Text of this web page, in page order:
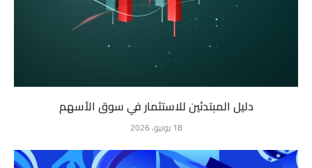
دليل المبتدئين للاستثمار في سوق الأسهم
18 يونيو، 2026